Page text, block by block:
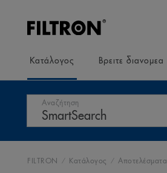
Κατάλογος Βρειτε διανομεα
Αναζήτηση
FILTRON Κατάλογος Αποτελέσματα